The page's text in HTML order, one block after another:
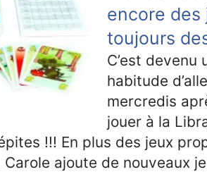
encore des
toujours
C’est devenu
habitude
mercredis
jouer à la
!!! En plus des jeux
ajoute de nouveaux